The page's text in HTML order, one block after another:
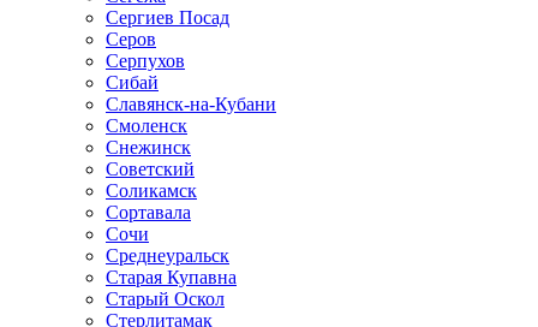
Сергиев Посад
Серов
Серпухов
Сибай
Славянск-на-Кубани
Смоленск
Снежинск
Советский
Соликамск
Сортавала
Сочи
Среднеуральск
Старая Купавна
Старый Оскол
Стерлитамак